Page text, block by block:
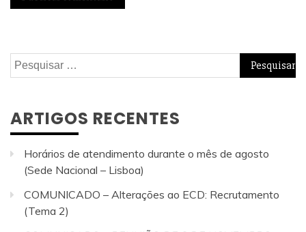
Pesquisar
por:
ARTIGOS RECENTES
Horários de atendimento durante o mês de agosto
(Sede Nacional – Lisboa)
COMUNICADO – Alterações ao ECD: Recrutamento
(Tema 2)